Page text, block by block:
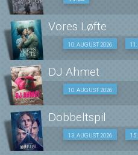
SE
Vores Løfte
10. AUGUST 2026
Vores Løfte
Fra
Dk undertekster
Fra
DJ Ahmet
10. AUGUST 2026
SE
Dobbeltspil
13. AUGUST 2026
Dobbeltspil